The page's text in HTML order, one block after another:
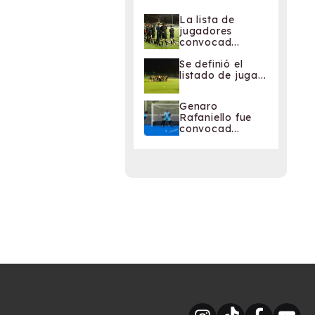
La lista de
jugadores
convocad...
Se definió el
listado de juga...
Genaro
Rafaniello fue
convocad...